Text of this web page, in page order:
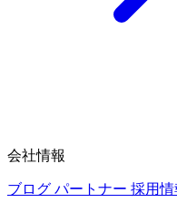
会社情報
ブログ パートナー 採用情